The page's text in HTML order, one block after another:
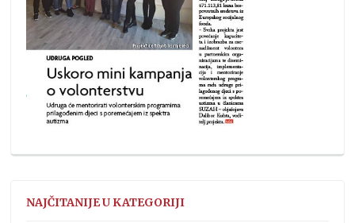
NAJČITANIJE U KATEGORIJI